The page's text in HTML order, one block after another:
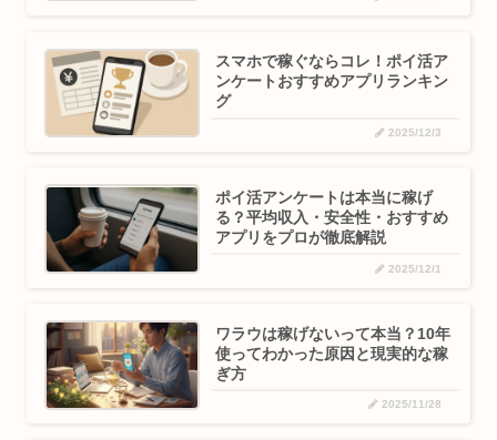
スマホで稼ぐならコレ！ポイ活ア
ンケートおすすめアプリランキン
グ
2025/12/3
ポイ活アンケートは本当に稼げ
る？平均収入・安全性・おすすめ
アプリをプロが徹底解説
2025/12/1
ワラウは稼げないって本当？10年
使ってわかった原因と現実的な稼
ぎ方
2025/11/28